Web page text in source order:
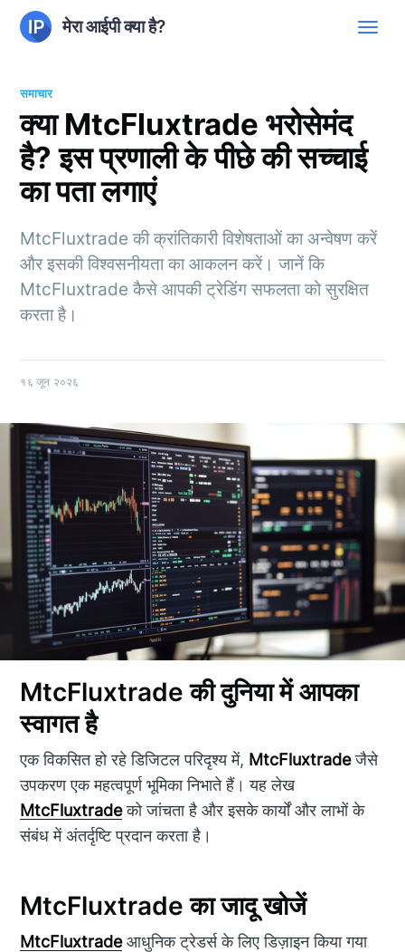
मेरा आईपी क्या है?
समाचार
क्या MtcFluxtrade भरोसेमंद
है? इस प्रणाली के पीछे की सच्चाई
का पता लगाएं
MtcFluxtrade की क्रांतिकारी विशेषताओं का अन्वेषण करें
और इसकी विश्वसनीयता का आकलन करें। जानें कि
MtcFluxtrade कैसे आपकी ट्रेडिंग सफलता को सुरक्षित
करता है।
१६ जून २०२६
MtcFluxtrade की दुनिया में आपका
स्वागत है
एक विकसित हो रहे डिजिटल परिदृश्य में, MtcFluxtradeजैसे
उपकरण एक महत्वपूर्ण भूमिका निभाते हैं। यह लेख
MtcFluxtradeको जांचता है और इसके कार्यों और लाभों के
संबंध में अंतर्दृष्टि प्रदान करता है।
MtcFluxtrade का जादू खोजें
MtcFluxtradeआधुनिक ट्रेडर्स के लिए डिज़ाइन किया गया